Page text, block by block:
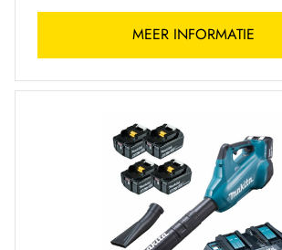
MEER INFORMATIE